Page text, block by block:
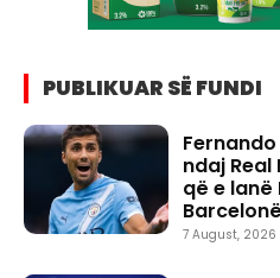
PUBLIKUAR SË FUNDI
ndaj
që e lanë
7 August, 2026 -